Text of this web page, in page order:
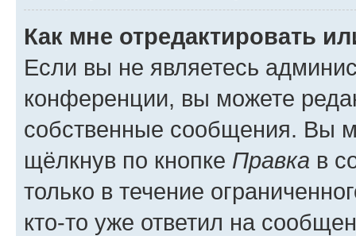
Как мне отредактировать
Если вы не являетесь
конференции, вы можете
собственные сообщения. Вы
щёлкнув по кнопке Правка в
только в течение
кто-то уже ответил на